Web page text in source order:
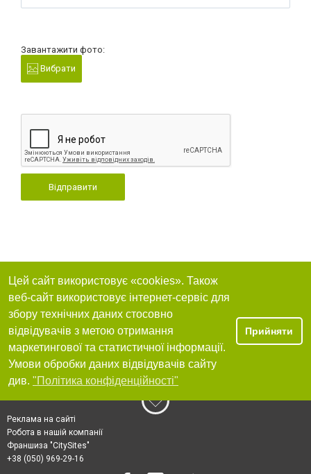
Завантажити фото:
Вибрати
Відправити
Цей сайт використовує «cookies». Також
веб-сайт використовує інтернет-сервіс для
збору технічних даних стосовно
відвідувачів з метою отримання
маркетингової та статистичної інформації.
Умови обробки даних відвідувачів сайту
див. "Політика конфіденційності"
Прийняти
Реклама на сайті
Робота в нашій компанії
Франшиза "CitySites"
+38 (050) 969-29-16